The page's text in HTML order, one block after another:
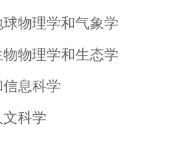
物理学和气象学
物理学和生态学
息科学
科学